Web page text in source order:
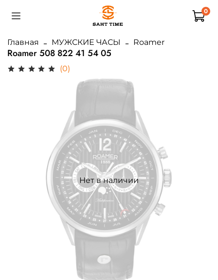
0
Главная МУЖСКИЕ ЧАСЫ Roamer
Roamer 508 822 41 54 05
(0)
Нет в наличии